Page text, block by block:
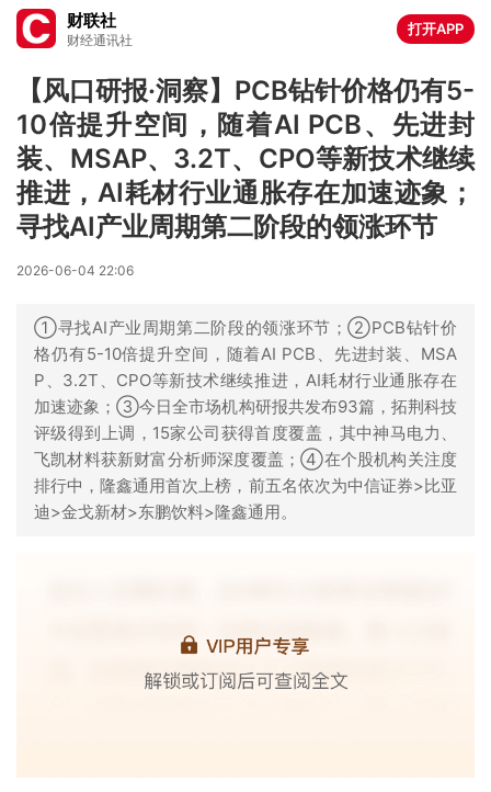
财联社
财经通讯社
打开APP
【风口研报·洞察】PCB钻针价格仍有5-
10倍提升空间，随着AI PCB、先进封
装、MSAP、3.2T、CPO等新技术继续
推进，AI耗材行业通胀存在加速迹象；
寻找AI产业周期第二阶段的领涨环节
2026-06-04 22:06
①寻找AI产业周期第二阶段的领涨环节；②PCB钻针价
格仍有5-10倍提升空间，随着AI PCB、先进封装、MSA
P、3.2T、CPO等新技术继续推进，AI耗材行业通胀存在
加速迹象；③今日全市场机构研报共发布93篇，拓荆科技
评级得到上调，15家公司获得首度覆盖，其中神马电力、
飞凯材料获新财富分析师深度覆盖；④在个股机构关注度
排行中，隆鑫通用首次上榜，前五名依次为中信证券>比亚
迪>金戈新材>东鹏饮料>隆鑫通用。